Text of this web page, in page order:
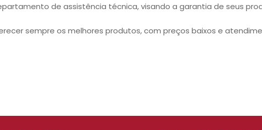
de assistência técnica, visando a garantia de seus
sempre os melhores produtos, com preços baixos e